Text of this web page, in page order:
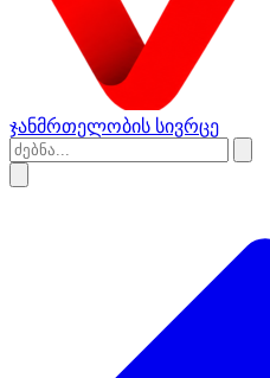
ჯანმრთელობის სივრცე